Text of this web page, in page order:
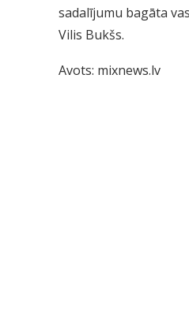
sadalījumu bagāta
Vilis Bukšs.
Avots: mixnews.lv